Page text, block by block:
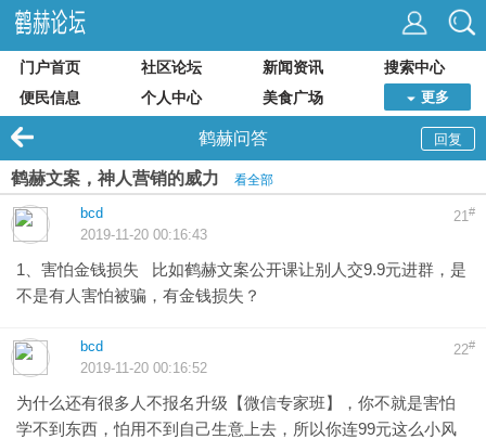
门户首页 社区论坛 新闻资讯
搜索中心
便民信息
个人中心 美食广场 更多
回复
鹤赫问答
鹤赫文案，神人营销的威力 看全部
21#
bcd
2019-11-20 00:16:43
1、害怕金钱损失 比如鹤赫文案公开课让别人交9.9元进群，是
不是有人害怕被骗，有金钱损失？
22#
bcd
2019-11-20 00:16:52
为什么还有很多人不报名升级【微信专家班】，你不就是害怕
学不到东西，怕用不到自己生意上去，所以你连99元这么小风